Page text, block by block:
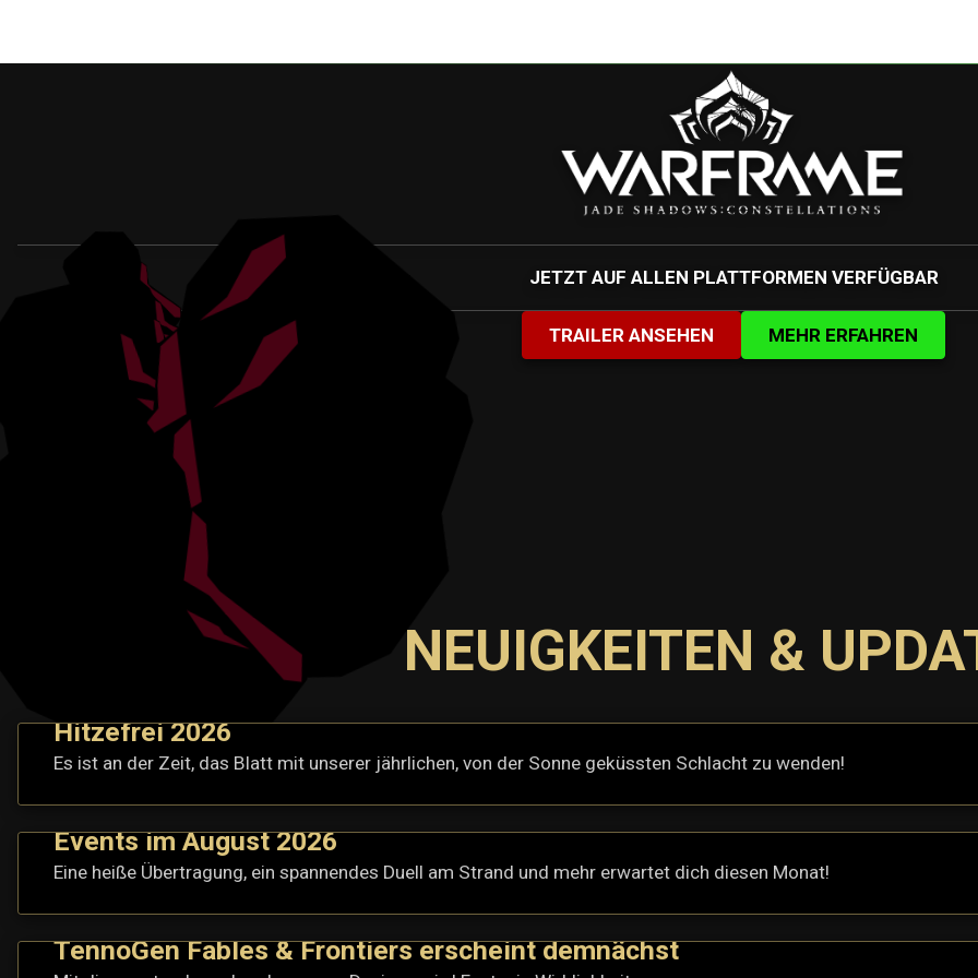
JETZT AUF ALLEN PLATTFORMEN VERFÜGBAR
TRAILER ANSEHEN MEHR ERFAHREN
NEUIGKEITEN &
Hitzefrei 2026
Es ist an der Zeit, das Blatt mit unserer jährlichen, von der Sonne geküssten Schlacht zu wenden!
Events im August 2026
Eine heiße Übertragung, ein spannendes Duell am Strand und mehr erwartet dich diesen Monat!
TennoGen Fables & Frontiers erscheint demnächst